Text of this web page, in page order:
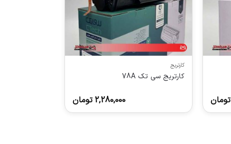
تومان
کارتریج
کارتریج سی تک 78A
2,280,000 تومان